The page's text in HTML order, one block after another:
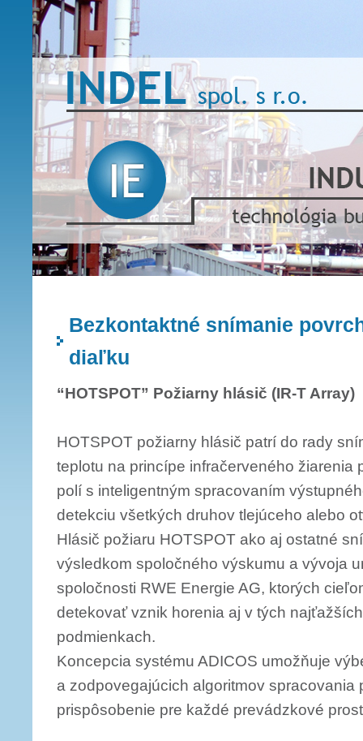
Bezkontaktné snímanie
diaľku
“HOTSPOT” Požiarny hlásič (IR-T Array)
HOTSPOT požiarny hlásič patrí do rady
teplotu na princípe infračerveného žiarenia
polí s inteligentným spracovaním
detekciu všetkých druhov tlejúceho alebo
Hlásič požiaru HOTSPOT ako aj ostatné
výsledkom spoločného výskumu a vývoja
spoločnosti RWE Energie AG, ktorých
detekovať vznik horenia aj v tých
podmienkach.
Koncepcia systému ADICOS umožňuje
a zodpovegajúcich al­goritmov spracovania
prispôsobenie pre každé prevádzkové